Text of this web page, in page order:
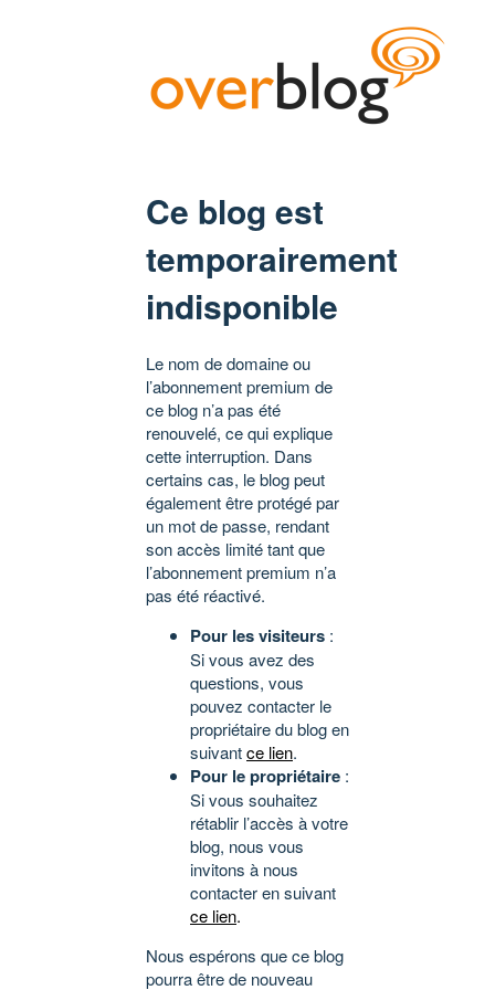
Ce blog est
temporairement
indisponible
Le nom de domaine ou
l’abonnement premium de
ce blog n’a pas été
renouvelé, ce qui explique
cette interruption. Dans
certains cas, le blog peut
également être protégé par
un mot de passe, rendant
son accès limité tant que
l’abonnement premium n’a
pas été réactivé.
Pour les visiteurs :
Si vous avez des
questions, vous
pouvez contacter le
propriétaire du blog en
suivantce lien.
Pour le propriétaire :
Si vous souhaitez
rétablir l’accès à votre
blog, nous vous
invitons à nous
contacter en suivant
ce lien.
Nous espérons que ce blog
pourra être de nouveau